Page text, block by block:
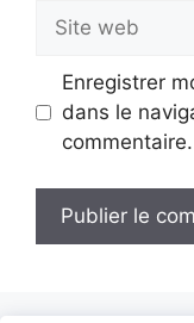
Site
web
Enregistrer
dans le
commentaire.